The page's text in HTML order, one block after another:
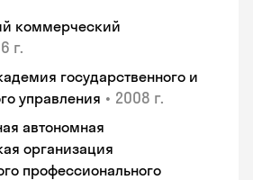
коммерческий
г.
государственного и
управления • 2008 г.
автономная
организация
профессионального